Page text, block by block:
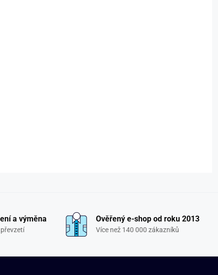
a výměna Ověřený e-shop od roku 2013
Více než 140 000 zákazníků